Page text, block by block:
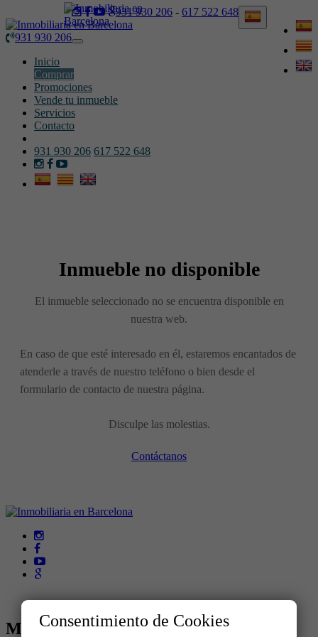
931 930 206 - 617 522 648
931 930 206
Toggle
Inicio
Comprar
Promociones
Vende tu inmueble
Servicios
Contacto
931 930 206 617 522 648
Inmueble no disponible
El inmueble seleccionado no se encuentra disponible en
nuestra web.
En caso de que esté interesado en él, estaremos encantados de
atenderle a través de nuestro teléfono o bien desde el
formulario de contacto de nuestra página.
Disculpe las molestias.
Contáctanos
MENÚConsentimiento de Cookies